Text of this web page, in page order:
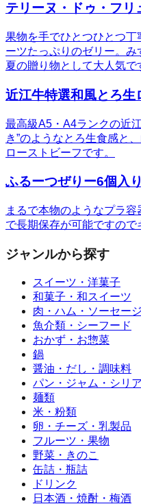
テリーヌ・ドゥ・フリ
果物を手でひとつひとつ
ーツたっぷりのゼリー。
夏の贈り物として大人気で
近江牛特選和風とろ生
最高級A5・A4ランクの近
き”のようなとろ生食感と
ローストビーフです。
ふるーつぜりー6個入
まるで本物のようなプラ
で長期保存が可能ですので
ジャンルから探す
スイーツ・洋菓子
和菓子・和スイーツ
肉・ハム・ソーセージ
魚介類・シーフード
おかず・お惣菜
鍋
醤油・だし・調味料
パン・ジャム・シリ
麺類
米・粉類
卵・チーズ・乳製品
フルーツ・果物
野菜・きのこ
缶詰・瓶詰
ドリンク
日本酒・焼酎・梅酒